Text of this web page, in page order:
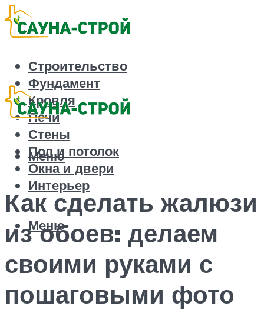
Строительство
Фундамент
Кровля
Печи
Стены
Пол и потолок
Окна и двери
Интерьер
Меню
Меню
Как сделать жалюзи
из обоев: делаем
своими руками с
пошаговыми фото